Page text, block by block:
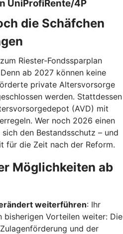
UniProfiRente/4P
die Schäfchen
Riester-Fondssparplan
ab 2027 können keine
private Altersvorsorge
werden. Stattdessen
(AVD) mit
Wer noch 2026 einen
den Bestandsschutz – und
für die Zeit nach der Reform.
Möglichkeiten ab
weiterführen: Ihr
Vorteilen weiter: Die
und der